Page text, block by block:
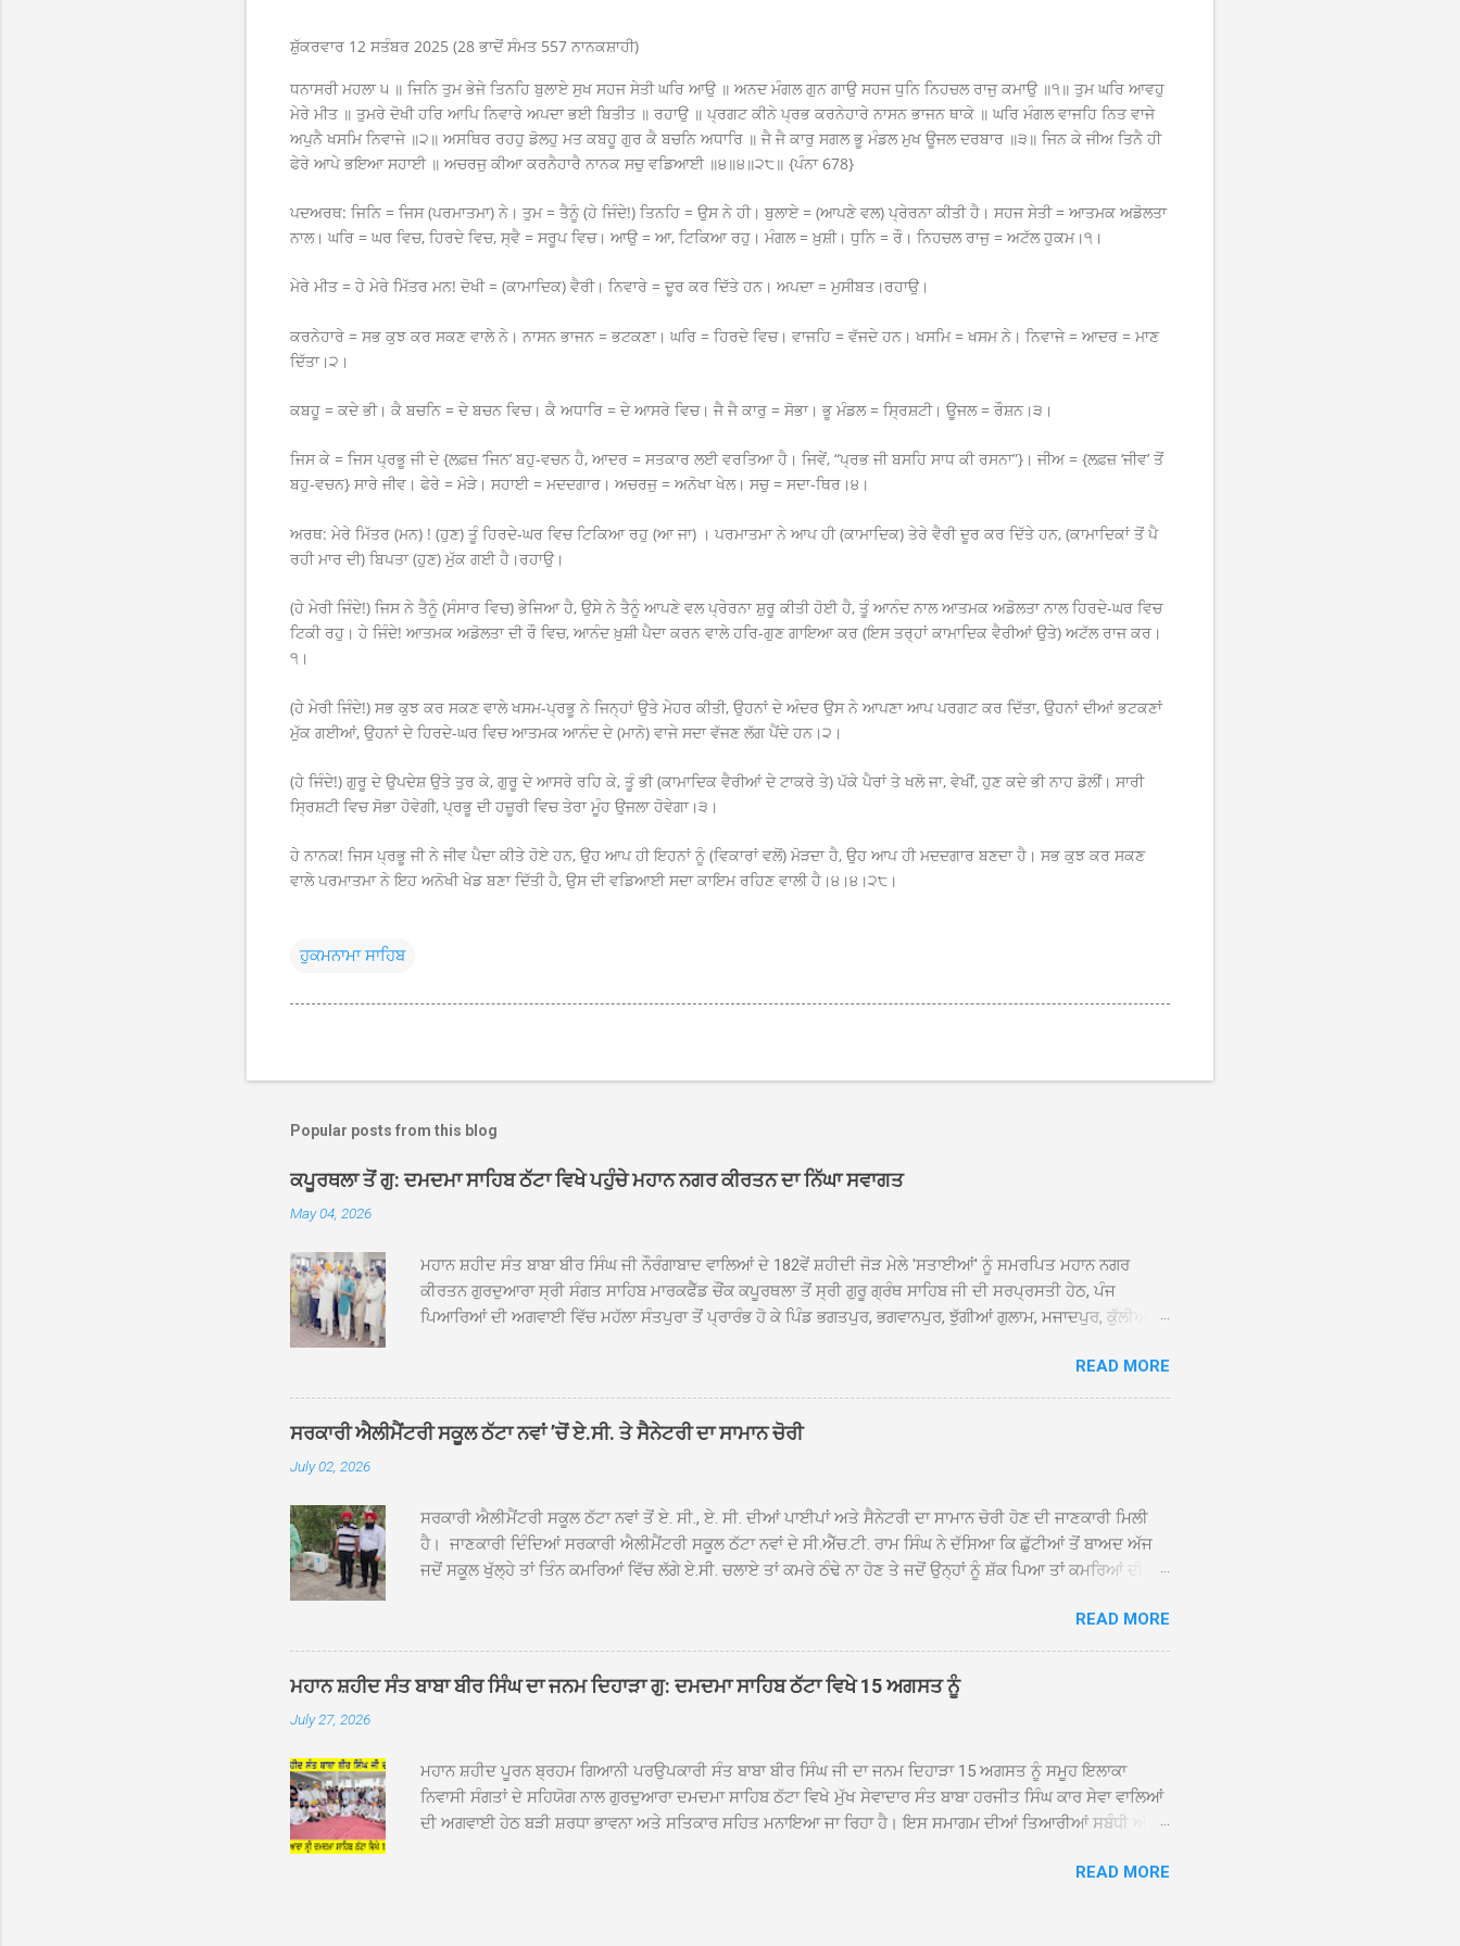
ਸ਼ੁੱਕਰਵਾਰ 12 ਸਤੰਬਰ 2025 (28 ਭਾਦੋਂ ਸੰਮਤ 557 ਨਾਨਕਸ਼ਾਹੀ)
ਧਨਾਸਰੀ ਮਹਲਾ ੫ ॥ ਜਿਨਿ ਤੁਮ ਭੇਜੇ ਤਿਨਹਿ ਬੁਲਾਏ ਸੁਖ ਸਹਜ ਸੇਤੀ ਘਰਿ ਆਉ ॥ ਅਨਦ ਮੰਗਲ ਗੁਨ ਗਾਉ ਸਹਜ ਧੁਨਿ ਨਿਹਚਲ ਰਾਜੁ ਕਮਾਉ ॥੧॥ ਤੁਮ ਘਰਿ ਆਵਹੁ
ਮੇਰੇ ਮੀਤ ॥ ਤੁਮਰੇ ਦੋਖੀ ਹਰਿ ਆਪਿ ਨਿਵਾਰੇ ਅਪਦਾ ਭਈ ਬਿਤੀਤ ॥ ਰਹਾਉ ॥ ਪ੍ਰਗਟ ਕੀਨੇ ਪ੍ਰਭ ਕਰਨੇਹਾਰੇ ਨਾਸਨ ਭਾਜਨ ਥਾਕੇ ॥ ਘਰਿ ਮੰਗਲ ਵਾਜਹਿ ਨਿਤ ਵਾਜੇ
ਅਪੁਨੈ ਖਸਮਿ ਨਿਵਾਜੇ ॥੨॥ ਅਸਥਿਰ ਰਹਹੁ ਡੋਲਹੁ ਮਤ ਕਬਹੂ ਗੁਰ ਕੈ ਬਚਨਿ ਅਧਾਰਿ ॥ ਜੈ ਜੈ ਕਾਰੁ ਸਗਲ ਭੂ ਮੰਡਲ ਮੁਖ ਊਜਲ ਦਰਬਾਰ ॥੩॥ ਜਿਨ ਕੇ ਜੀਅ ਤਿਨੈ ਹੀ
ਫੇਰੇ ਆਪੇ ਭਇਆ ਸਹਾਈ ॥ ਅਚਰਜੁ ਕੀਆ ਕਰਨੈਹਾਰੈ ਨਾਨਕ ਸਚੁ ਵਡਿਆਈ ॥੪॥੪॥੨੮॥ {ਪੰਨਾ 678}
ਪਦਅਰਥ: ਜਿਨਿ = ਜਿਸ (ਪਰਮਾਤਮਾ) ਨੇ। ਤੁਮ = ਤੈਨੂੰ (ਹੇ ਜਿੰਦੇ!) ਤਿਨਹਿ = ਉਸ ਨੇ ਹੀ। ਬੁਲਾਏ = (ਆਪਣੇ ਵਲ) ਪ੍ਰੇਰਨਾ ਕੀਤੀ ਹੈ। ਸਹਜ ਸੇਤੀ = ਆਤਮਕ ਅਡੋਲਤਾ
ਨਾਲ। ਘਰਿ = ਘਰ ਵਿਚ, ਹਿਰਦੇ ਵਿਚ, ਸ੍ਵੈ = ਸਰੂਪ ਵਿਚ। ਆਉ = ਆ, ਟਿਕਿਆ ਰਹੁ। ਮੰਗਲ = ਖ਼ੁਸ਼ੀ। ਧੁਨਿ = ਰੌ। ਨਿਹਚਲ ਰਾਜੁ = ਅਟੱਲ ਹੁਕਮ।੧।
ਮੇਰੇ ਮੀਤ = ਹੇ ਮੇਰੇ ਮਿੱਤਰ ਮਨ! ਦੋਖੀ = (ਕਾਮਾਦਿਕ) ਵੈਰੀ। ਨਿਵਾਰੇ = ਦੂਰ ਕਰ ਦਿੱਤੇ ਹਨ। ਅਪਦਾ = ਮੁਸੀਬਤ।ਰਹਾਉ।
ਕਰਨੇਹਾਰੇ = ਸਭ ਕੁਝ ਕਰ ਸਕਣ ਵਾਲੇ ਨੇ। ਨਾਸਨ ਭਾਜਨ = ਭਟਕਣਾ। ਘਰਿ = ਹਿਰਦੇ ਵਿਚ। ਵਾਜਹਿ = ਵੱਜਦੇ ਹਨ। ਖਸਮਿ = ਖਸਮ ਨੇ। ਨਿਵਾਜੇ = ਆਦਰ = ਮਾਣ
ਦਿੱਤਾ।੨।
ਕਬਹੂ = ਕਦੇ ਭੀ। ਕੈ ਬਚਨਿ = ਦੇ ਬਚਨ ਵਿਚ। ਕੈ ਅਧਾਰਿ = ਦੇ ਆਸਰੇ ਵਿਚ। ਜੈ ਜੈ ਕਾਰੁ = ਸੋਭਾ। ਭੂ ਮੰਡਲ = ਸ੍ਰਿਸ਼ਟੀ। ਊਜਲ = ਰੌਸ਼ਨ।੩।
ਜਿਸ ਕੇ = ਜਿਸ ਪ੍ਰਭੂ ਜੀ ਦੇ {ਲਫ਼ਜ਼ ‘ਜਿਨ’ ਬਹੁ-ਵਚਨ ਹੈ, ਆਦਰ = ਸਤਕਾਰ ਲਈ ਵਰਤਿਆ ਹੈ। ਜਿਵੇਂ, “ਪ੍ਰਭ ਜੀ ਬਸਹਿ ਸਾਧ ਕੀ ਰਸਨਾ”}। ਜੀਅ = {ਲਫ਼ਜ਼ ‘ਜੀਵ’ ਤੋਂ
ਬਹੁ-ਵਚਨ} ਸਾਰੇ ਜੀਵ। ਫੇਰੇ = ਮੋੜੇ। ਸਹਾਈ = ਮਦਦਗਾਰ। ਅਚਰਜੁ = ਅਨੋਖਾ ਖੇਲ। ਸਚੁ = ਸਦਾ-ਥਿਰ।੪।
ਅਰਥ: ਮੇਰੇ ਮਿੱਤਰ (ਮਨ) ! (ਹੁਣ) ਤੂੰ ਹਿਰਦੇ-ਘਰ ਵਿਚ ਟਿਕਿਆ ਰਹੁ (ਆ ਜਾ) । ਪਰਮਾਤਮਾ ਨੇ ਆਪ ਹੀ (ਕਾਮਾਦਿਕ) ਤੇਰੇ ਵੈਰੀ ਦੂਰ ਕਰ ਦਿੱਤੇ ਹਨ, (ਕਾਮਾਦਿਕਾਂ ਤੋਂ ਪੈ
ਰਹੀ ਮਾਰ ਦੀ) ਬਿਪਤਾ (ਹੁਣ) ਮੁੱਕ ਗਈ ਹੈ।ਰਹਾਉ।
(ਹੇ ਮੇਰੀ ਜਿੰਦੇ!) ਜਿਸ ਨੇ ਤੈਨੂੰ (ਸੰਸਾਰ ਵਿਚ) ਭੇਜਿਆ ਹੈ, ਉਸੇ ਨੇ ਤੈਨੂੰ ਆਪਣੇ ਵਲ ਪ੍ਰੇਰਨਾ ਸ਼ੁਰੂ ਕੀਤੀ ਹੋਈ ਹੈ, ਤੂੰ ਆਨੰਦ ਨਾਲ ਆਤਮਕ ਅਡੋਲਤਾ ਨਾਲ ਹਿਰਦੇ-ਘਰ ਵਿਚ
ਟਿਕੀ ਰਹੁ। ਹੇ ਜਿੰਦੇ! ਆਤਮਕ ਅਡੋਲਤਾ ਦੀ ਰੌ ਵਿਚ, ਆਨੰਦ ਖ਼ੁਸ਼ੀ ਪੈਦਾ ਕਰਨ ਵਾਲੇ ਹਰਿ-ਗੁਣ ਗਾਇਆ ਕਰ (ਇਸ ਤਰ੍ਹਾਂ ਕਾਮਾਦਿਕ ਵੈਰੀਆਂ ਉਤੇ) ਅਟੱਲ ਰਾਜ ਕਰ।
੧।
(ਹੇ ਮੇਰੀ ਜਿੰਦੇ!) ਸਭ ਕੁਝ ਕਰ ਸਕਣ ਵਾਲੇ ਖਸਮ-ਪ੍ਰਭੂ ਨੇ ਜਿਨ੍ਹਾਂ ਉਤੇ ਮੇਹਰ ਕੀਤੀ, ਉਹਨਾਂ ਦੇ ਅੰਦਰ ਉਸ ਨੇ ਆਪਣਾ ਆਪ ਪਰਗਟ ਕਰ ਦਿੱਤਾ, ਉਹਨਾਂ ਦੀਆਂ ਭਟਕਣਾਂ
ਮੁੱਕ ਗਈਆਂ, ਉਹਨਾਂ ਦੇ ਹਿਰਦੇ-ਘਰ ਵਿਚ ਆਤਮਕ ਆਨੰਦ ਦੇ (ਮਾਨੋ) ਵਾਜੇ ਸਦਾ ਵੱਜਣ ਲੱਗ ਪੈਂਦੇ ਹਨ।੨।
(ਹੇ ਜਿੰਦੇ!) ਗੁਰੂ ਦੇ ਉਪਦੇਸ਼ ਉਤੇ ਤੁਰ ਕੇ, ਗੁਰੂ ਦੇ ਆਸਰੇ ਰਹਿ ਕੇ, ਤੂੰ ਭੀ (ਕਾਮਾਦਿਕ ਵੈਰੀਆਂ ਦੇ ਟਾਕਰੇ ਤੇ) ਪੱਕੇ ਪੈਰਾਂ ਤੇ ਖਲੋ ਜਾ, ਵੇਖੀਂ, ਹੁਣ ਕਦੇ ਭੀ ਨਾਹ ਡੋਲੀਂ। ਸਾਰੀ
ਸ੍ਰਿਸ਼ਟੀ ਵਿਚ ਸੋਭਾ ਹੋਵੇਗੀ, ਪ੍ਰਭੂ ਦੀ ਹਜ਼ੂਰੀ ਵਿਚ ਤੇਰਾ ਮੂੰਹ ਉਜਲਾ ਹੋਵੇਗਾ।੩।
ਹੇ ਨਾਨਕ! ਜਿਸ ਪ੍ਰਭੂ ਜੀ ਨੇ ਜੀਵ ਪੈਦਾ ਕੀਤੇ ਹੋਏ ਹਨ, ਉਹ ਆਪ ਹੀ ਇਹਨਾਂ ਨੂੰ (ਵਿਕਾਰਾਂ ਵਲੋਂ) ਮੋੜਦਾ ਹੈ, ਉਹ ਆਪ ਹੀ ਮਦਦਗਾਰ ਬਣਦਾ ਹੈ। ਸਭ ਕੁਝ ਕਰ ਸਕਣ
ਵਾਲੇ ਪਰਮਾਤਮਾ ਨੇ ਇਹ ਅਨੋਖੀ ਖੇਡ ਬਣਾ ਦਿੱਤੀ ਹੈ, ਉਸ ਦੀ ਵਡਿਆਈ ਸਦਾ ਕਾਇਮ ਰਹਿਣ ਵਾਲੀ ਹੈ।੪।੪।੨੮।
ਹੁਕਮਨਾਮਾ ਸਾਹਿਬ
Popular posts from this blog
ਕਪੂਰਥਲਾ ਤੋਂ ਗੁ: ਦਮਦਮਾ ਸਾਹਿਬ ਠੱਟਾ ਵਿਖੇ ਪਹੁੰਚੇ ਮਹਾਨ ਨਗਰ ਕੀਰਤਨ ਦਾ ਨਿੱਘਾ ਸਵਾਗਤ
May 04, 2026
ਮਹਾਨ ਸ਼ਹੀਦ ਸੰਤ ਬਾਬਾ ਬੀਰ ਸਿੰਘ ਜੀ ਨੌਰੰਗਾਬਾਦ ਵਾਲਿਆਂ ਦੇ 182ਵੇਂ ਸ਼ਹੀਦੀ ਜੋੜ ਮੇਲੇ 'ਸਤਾਈਆਂ' ਨੂੰ ਸਮਰਪਿਤ ਮਹਾਨ ਨਗਰ
ਕੀਰਤਨ ਗੁਰਦੁਆਰਾ ਸ੍ਰੀ ਸੰਗਤ ਸਾਹਿਬ ਮਾਰਕਫੈੱਡ ਚੌਂਕ ਕਪੂਰਥਲਾ ਤੋਂ ਸ੍ਰੀ ਗੁਰੂ ਗ੍ਰੰਥ ਸਾਹਿਬ ਜੀ ਦੀ ਸਰਪ੍ਰਸਤੀ ਹੇਠ, ਪੰਜ
ਪਿਆਰਿਆਂ ਦੀ ਅਗਵਾਈ ਵਿੱਚ ਮਹੱਲਾ ਸੰਤਪੁਰਾ ਤੋਂ ਪ੍ਰਾਰੰਭ ਹੋ ਕੇ ਪਿੰਡ ਭਗਤਪੁਰ, ਭਗਵਾਨਪੁਰ, ਝੁੱਗੀਆਂ ਗੁਲਾਮ, ਮਜਾਦਪੁਰ, ਕੁੱਲੀਆਂ,
ਦਮਦਮਾ ਸਾਹਿਬ ਠੱਟਾ ਵਿਖੇ ਪਹੁੰਚਿਆ। ਨਗਰ ਕੀਰਤਨ ਦੇ ਗੁਰਦੁਆਰਾ ਸ੍ਰੀ ਦਮਦਮਾ ਸਾਹਿਬ ਠੱਟਾ ਵਿਖੇ ਪਹੁੰਚਣ ’ਤੇ ਮੁੱਖ ਸੇਵਾਦਾਰ
ਸੰਤ ਬਾਬਾ ਹਰਜੀਤ ਸਿੰਘ ਤੇ ਇਲਾਕੇ ਦੀਆਂ ਸੰਗਤਾਂ ਵੱਲੋਂ ਜੈਕਾਰਿਆਂ ਦੀ ਗੂੰਜ ਵਿਚ ਨਿੱਘਾ ਸਵਾਗਤ ਕੀਤਾ ਗਿਆ। ਗੁਰਦੁਆਰਾ ਸ੍ਰੀ
ਦਮਦਮਾ ਸਾਹਿਬ ਠੱਟਾ ਵਿਖੇ ਨਗਰ ਕੀਰਤਨ ਦੇ ਸਮਾਪਤੀ ਦੀ ਅਰਦਾਸ ਹੋਈ। ਇਸ ਮੌਕੇ ਪੰਜ ਪਿਆਰੇ ਸਾਹਿਬਾਨ ਤੇ ਨਗਰ ਕੀਰਤਨ ਦੇ
ਪ੍ਰਬੰਧਕਾਂ ਦਾ ਗੁਰਦੁਆਰਾ ਦਮਦਮਾ ਸਾਹਿਬ ਠੱਟਾ ਦੇ ਮੁੱਖ ਸੇਵਾਦਾਰ ਸੰਤ ਬਾਬਾ ਹਰਜੀਤ ਸਿੰਘ ਵੱਲੋਂ ਸਿਰੋਪਾਓ ਦੇ ਕੇ ਵਿਸ਼ੇਸ਼ ਤੌਰ ’ਤੇ
READ MORE
ਸਰਕਾਰੀ ਐਲੀਮੈਂਟਰੀ ਸਕੂਲ ਠੱਟਾ ਨਵਾਂ ’ਚੋਂ ਏ.ਸੀ. ਤੇ ਸੈਨੇਟਰੀ ਦਾ ਸਾਮਾਨ ਚੋਰੀ
July 02, 2026
ਸਰਕਾਰੀ ਐਲੀਮੈਂਟਰੀ ਸਕੂਲ ਠੱਟਾ ਨਵਾਂ ਤੋਂ ਏ. ਸੀ., ਏ. ਸੀ. ਦੀਆਂ ਪਾਈਪਾਂ ਅਤੇ ਸੈਨੇਟਰੀ ਦਾ ਸਾਮਾਨ ਚੋਰੀ ਹੋਣ ਦੀ ਜਾਣਕਾਰੀ ਮਿਲੀ
ਹੈ। ਜਾਣਕਾਰੀ ਦਿੰਦਿਆਂ ਸਰਕਾਰੀ ਐਲੀਮੈਂਟਰੀ ਸਕੂਲ ਠੱਟਾ ਨਵਾਂ ਦੇ ਸੀ.ਐੱਚ.ਟੀ. ਰਾਮ ਸਿੰਘ ਨੇ ਦੱਸਿਆ ਕਿ ਛੁੱਟੀਆਂ ਤੋਂ ਬਾਅਦ ਅੱਜ
ਜਦੋਂ ਸਕੂਲ ਖੁੱਲ੍ਹੇ ਤਾਂ ਤਿੰਨ ਕਮਰਿਆਂ ਵਿੱਚ ਲੱਗੇ ਏ.ਸੀ. ਚਲਾਏ ਤਾਂ ਕਮਰੇ ਠੰਢੇ ਨਾ ਹੋਣ ਤੇ ਜਦੋਂ ਉਨ੍ਹਾਂ ਨੂੰ ਸ਼ੱਕ ਪਿਆ ਤਾਂ ਕਮਰਿਆਂ ਦੀਆਂ
ਹੋਈਆਂ ਸਨ। ਉਨ੍ਹਾਂ ਦੱਸਿਆ ਕਿ ਉਹ ਛੁੱਟੀਆਂ ਦੌਰਾਨ ਵੀ ਸਕੂਲ ਗੇੜਾ ਮਾਰਦੇ ਸਨ ਅਤੇ 20 ਜੂਨ ਤੱਕ ਸਭ ਠੀਕ ਸੀ। ਚੋਰੀ ਦੀ ਘਟਨਾ
20 ਤੋਂ 30 ਜੂਨ ਵਿਚਕਾਰ ਹੋਈ ਜਾਪਦੀ ਹੈ। ਇਸ ਮੌਕੇ ਸਕੂਲ ਸਟਾਫ ਮੈਂਬਰਾਂ ਅੰਜੂ ਬਾਲਾ, ਹਰਜੀਤ ਕੌਰ, ਕਮਲਪ੍ਰੀਤ ਕੌਰ ਅਤੇ ਹਰਵਿੰਦਰ
ਸਿੰਘ ਟੋਡਰਵਾਲ ਨੇ ਦੱਸਿਆ ਕਿ ਸਕੂਲ ਵਿੱਚ ਪਿਛਲੇ ਸਾਲ ਤਿੰਨ ਏ. ਸੀ. ਲਾਉਣ ਦੀ ਸੇਵਾ ਸੀ.ਐੱਚ.ਟੀ. ਰਾਮ ਸਿੰਘ ਵੱਲੋਂ ਕੀਤੀ ਗਈ ਸੀ
ਜਿਸ ਦੀ ਮਾਪਿਆਂ ਨੇ ਖੂਬ ਪ੍ਰਸੰਸਾ ਕੀਤੀ ਸੀ। ਉਨ੍ਹਾਂ ਦੱਸਿਆ ਕਿ ਏਸੀ ਚੋਰੀ ਹੋਣ ਨਾਲ ਬੱਚਿਆਂ ਦੇ ਮਾਪਿਆਂ ਵਿੱਚ ਭਾਰੀ ਰੋਸ ਹੈ ਅਤੇ
READ MORE
ਮਹਾਨ ਸ਼ਹੀਦ ਸੰਤ ਬਾਬਾ ਬੀਰ ਸਿੰਘ ਦਾ ਜਨਮ ਦਿਹਾੜਾ ਗੁ: ਦਮਦਮਾ ਸਾਹਿਬ ਠੱਟਾ ਵਿਖੇ 15 ਅਗਸਤ ਨੂੰ
July 27, 2026
ਮਹਾਨ ਸ਼ਹੀਦ ਪੂਰਨ ਬ੍ਰਹਮ ਗਿਆਨੀ ਪਰਉਪਕਾਰੀ ਸੰਤ ਬਾਬਾ ਬੀਰ ਸਿੰਘ ਜੀ ਦਾ ਜਨਮ ਦਿਹਾੜਾ 15 ਅਗਸਤ ਨੂੰ ਸਮੂਹ ਇਲਾਕਾ
ਨਿਵਾਸੀ ਸੰਗਤਾਂ ਦੇ ਸਹਿਯੋਗ ਨਾਲ ਗੁਰਦੁਆਰਾ ਦਮਦਮਾ ਸਾਹਿਬ ਠੱਟਾ ਵਿਖੇ ਮੁੱਖ ਸੇਵਾਦਾਰ ਸੰਤ ਬਾਬਾ ਹਰਜੀਤ ਸਿੰਘ ਕਾਰ ਸੇਵਾ ਵਾਲਿਆਂ
ਦੀ ਅਗਵਾਈ ਹੇਠ ਬੜੀ ਸ਼ਰਧਾ ਭਾਵਨਾ ਅਤੇ ਸਤਿਕਾਰ ਸਹਿਤ ਮਨਾਇਆ ਜਾ ਰਿਹਾ ਹੈ। ਇਸ ਸਮਾਗਮ ਦੀਆਂ ਤਿਆਰੀਆਂ ਸਬੰਧੀ ਅੱਜ
ਹੇਠ ਹੋਈ ਜਿਸ ਵਿਚ ਸਮੁੱਚੇ ਇਲਾਕੇ ਦੀਆਂ ਵੱਡੀ ਗਿਣਤੀ ਵਿੱਚਸੰਗਤਾਂ ਨੇ ਭਾਗ ਲਿਆ ਅਤੇ ਆਪੋ ਆਪਣੇ ਵਿਚਾਰ ਸਾਂਝੇ ਕੀਤੇ। ਇਸ ਸਬੰਧੀ
READ MORE